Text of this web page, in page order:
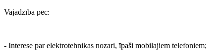
Vajadzība pēc:
- Interese par elektrotehnikas nozari, īpaši mobilajiem telefoniem;